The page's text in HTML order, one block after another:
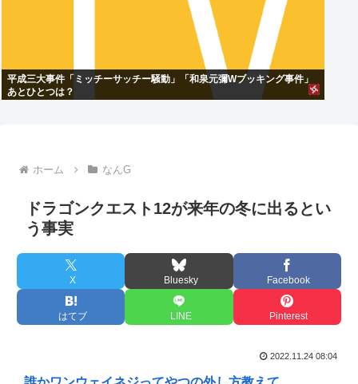
平成三大事件「ミッチーサッチー騒動」「和泉元彌Wブッキング事件」
あとひとつは？
ホーム なんG
ドラゴンクエスト12が来年の冬に出るとい
う事実
X Bluesky Facebook
はてブ LINE Pinterest
2022.11.24 08:04